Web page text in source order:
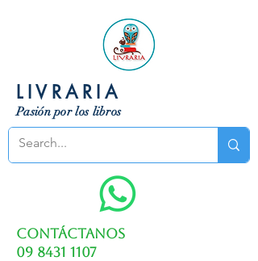
LIVRARIA
Pasión por los libros
Contáctanos
09 8431 1107